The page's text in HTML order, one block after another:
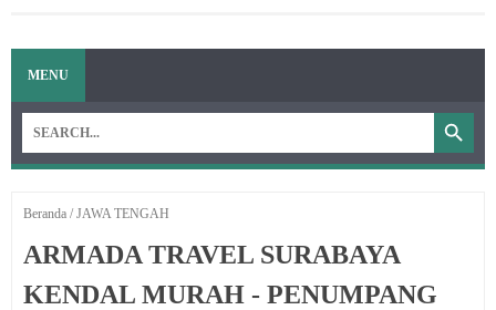
MENU
Beranda /JAWA TENGAH
ARMADA TRAVEL SURABAYA
KENDAL MURAH - PENUMPANG